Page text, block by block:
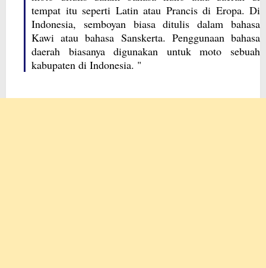
tempat itu seperti Latin atau Prancis di Eropa. Di
Indonesia, semboyan biasa ditulis dalam bahasa
Kawi atau bahasa Sanskerta. Penggunaan bahasa
daerah biasanya digunakan untuk moto sebuah
kabupaten di Indonesia. "